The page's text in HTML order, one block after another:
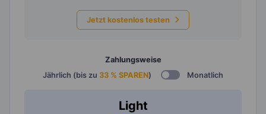
Jetzt kostenlos testen
Zahlungsweise
Jährlich (bis zu 33 % SPAREN) Monatlich
Light